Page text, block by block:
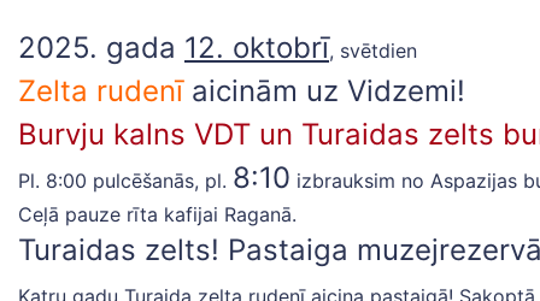
2025. gada 12. oktobrī, svētdien
Zelta rudenīaicinām uz Vidzemi!
Burvju kalns VDT un Turaidas zelts
Pl. 8:00 pulcēšanās, pl. 8:10 izbrauksim no Aspazijas
Ceļā pauze rīta kafijai Raganā.
Turaidas zelts! Pastaiga